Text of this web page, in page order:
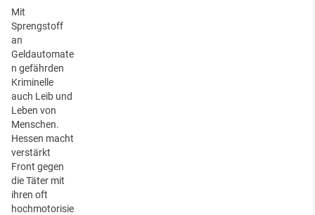
Mit
Sprengstoff
an
Geldautomate
n gefährden
Kriminelle
auch Leib und
Leben von
Menschen.
Hessen macht
verstärkt
Front gegen
die Täter mit
ihren oft
hochmotorisie